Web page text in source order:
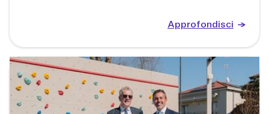
Approfondisci